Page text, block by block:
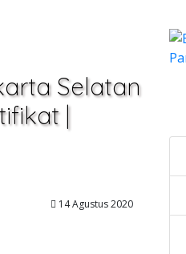
Selatan
|
14 Agustus 2020